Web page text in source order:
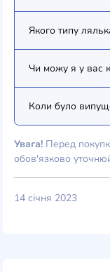
Якого типу
Чи можу я у вас
Коли було
Увага! Перед
обов'язково
14 січня 2023